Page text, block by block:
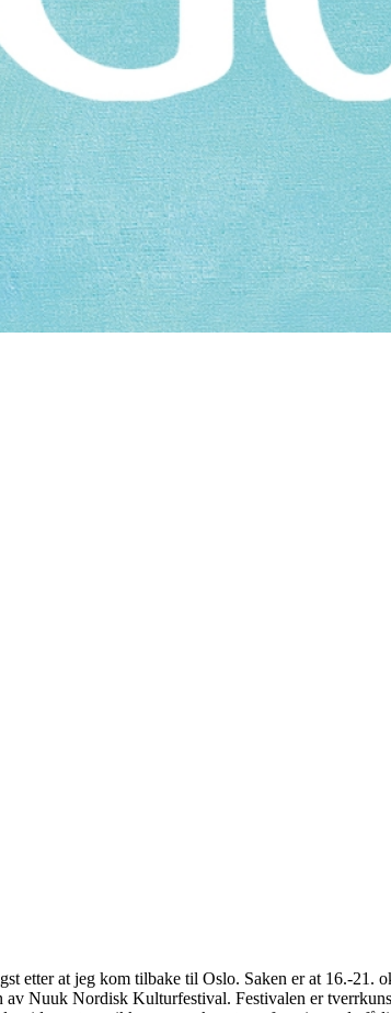
etter at jeg kom tilbake til Oslo. Saken er at 16.-
Nuuk Nordisk Kulturfestival. Festivalen er